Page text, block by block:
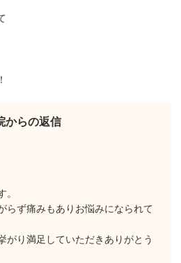
からの返信
。
らず痛みもありお悩みになられて
がり満足していただきありがとう